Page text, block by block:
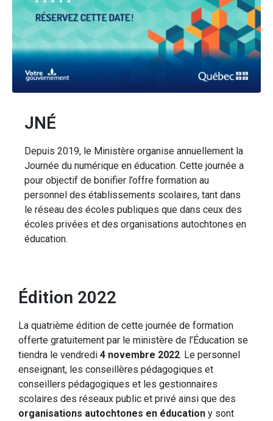
JNÉ
Depuis 2019, le Ministère organise annuellement la
Journée du numérique en éducation. Cette journée a
pour objectif de bonifier l’offre formation au
personnel des établissements scolaires, tant dans
le réseau des écoles publiques que dans ceux des
écoles privées et des organisations autochtones en
éducation.
Édition 2022
La quatrième édition de cette journée de formation
offerte gratuitement par le ministère de l’Éducation se
tiendra le vendredi 4 novembre 2022. Le personnel
enseignant, les conseillères pédagogiques et
conseillers pédagogiques et les gestionnaires
scolaires des réseaux public et privé ainsi que des
organisations autochtones en éducation y sont